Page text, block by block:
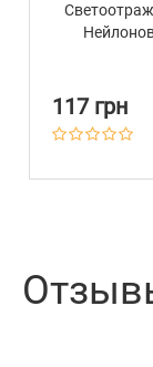
Active
117 грн